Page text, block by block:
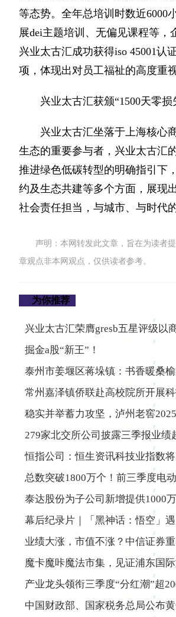
等态势。全年总培训时数近6000
展dei主题培训、无偏见课程等，
兴业太古汇成功获得iso 45001认
项，体现出对员工福祉的高度重
兴业太古汇获颁“1500天零
兴业太古汇坐落于上海核心
生态的重要参与者，兴业太古汇
推进绿色低碳转型的明确指引下
约及生态共建等多个方面，展现
社会责任担当，与城市、与时代
声明：本网转发此文章，旨在为读者
章观点非本网观点，仅供读者参考。
为你推荐
兴业太古汇荣膺gresb五星评级以
掘金a股“新王”！
泰州市姜堰区蒋垛镇：书香暖桑
常州嘉泽镇侨联赴高校院所开展
稳实并举蓄力攻坚，泸州老窖
279家北交所公司披露三季报业绩
恒指公司：恒生资讯科技业指数
总数突破1800万个！前三季度电
泰达股份为子公司新增提供1000
幕后纪录片｜「黑神话：悟空」
业绩大涨，市值不涨？中信证券
魔卡魔咔魔法市集，见证浦东国
产业龙头领衔三季度“分红潮”超
中国财政部、国家税务总局公布